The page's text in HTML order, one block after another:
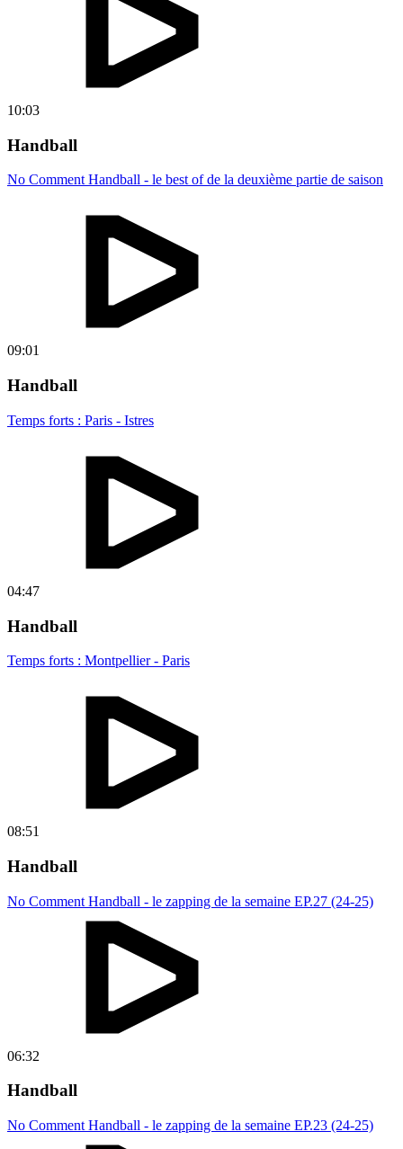
10:03
Handball
No Comment Handball - le best of de la deuxième partie de saison
09:01
Handball
Temps forts : Paris - Istres
04:47
Handball
Temps forts : Montpellier - Paris
08:51
Handball
No Comment Handball - le zapping de la semaine EP.27 (24-25)
06:32
Handball
No Comment Handball - le zapping de la semaine EP.23 (24-25)